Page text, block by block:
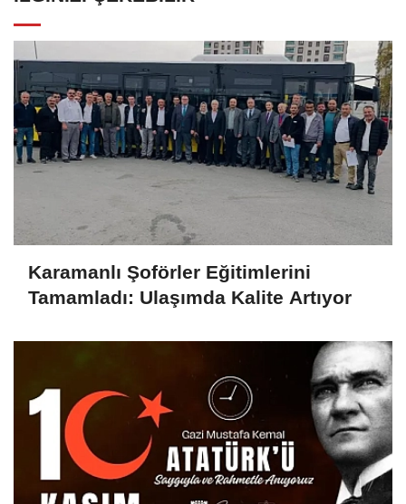
Karamanlı Şoförler Eğitimlerini
Tamamladı: Ulaşımda Kalite Artıyor